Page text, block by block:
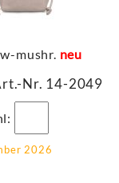
mushr. neu
Nr. 14-2049
2026